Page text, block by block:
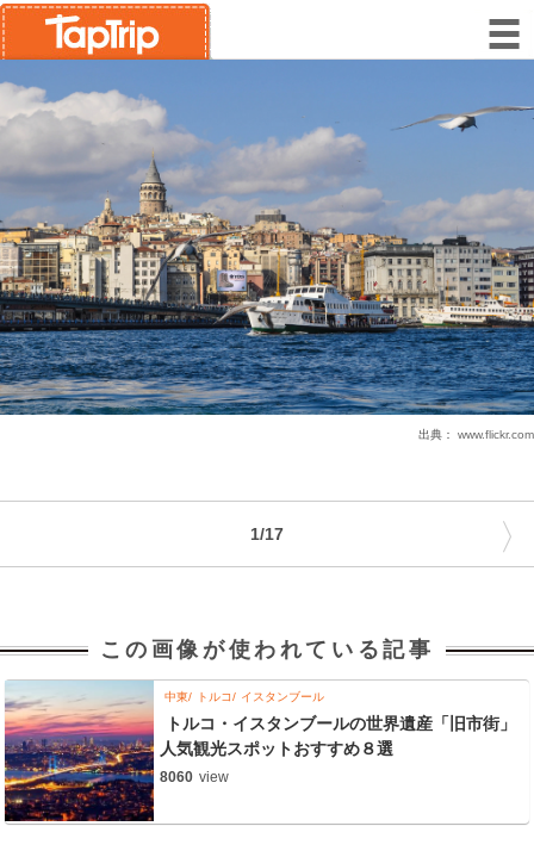
出典： www.flickr.com
1/17 〉
この画像が使われている記事
中東 トルコ イスタンブール
トルコ・イスタンブールの世界遺産「旧市街」
人気観光スポットおすすめ８選
8060 view